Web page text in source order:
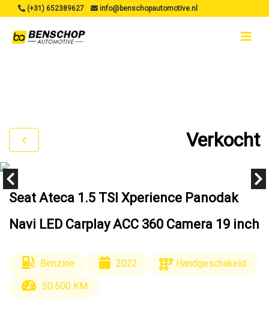
(+31) 652389627 info@benschopautomotive.nl
Verkocht
Seat Ateca 1.5 TSI Xperience Panodak
Navi LED Carplay ACC 360 Camera 19 inch
Benzine 2022
Handgeschakeld
50.500 KM